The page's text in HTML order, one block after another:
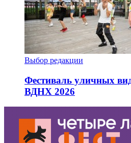
Выбор редакции
Фестиваль уличных
ВДНХ 2026